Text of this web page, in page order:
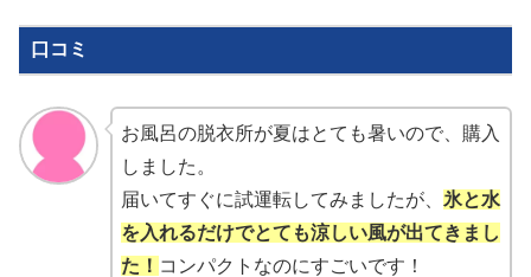
口コミ
お風呂の脱衣所が夏はとても暑いので、購入
しました。
届いてすぐに試運転してみましたが、 氷と水
を入れるだけでとても涼しい風が出てきまし
た！ コンパクトなのにすごいです！